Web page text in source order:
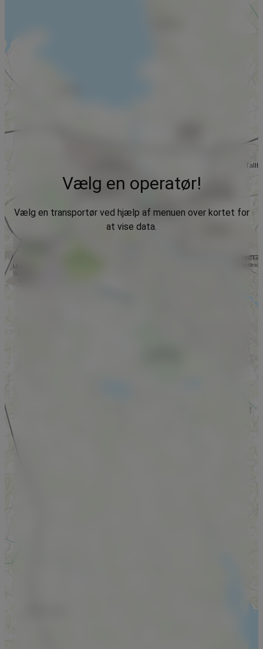
Vælg en operatør!
Vælg en transportør ved hjælp af menuen over kortet for
at vise data.